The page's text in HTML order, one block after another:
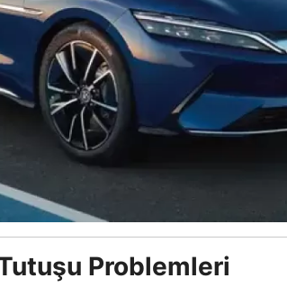
Problemleri